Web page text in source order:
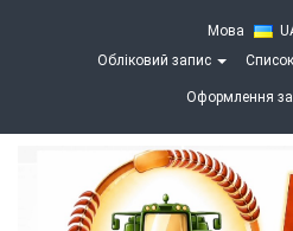
Мова
Обліковий запис
Оформлення